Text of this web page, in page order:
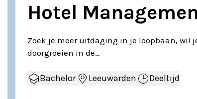
Hotel
Zoek je meer uitdaging in je loopbaan, wil
doorgroeien in de…
Bachelor Leeuwarden Deeltijd